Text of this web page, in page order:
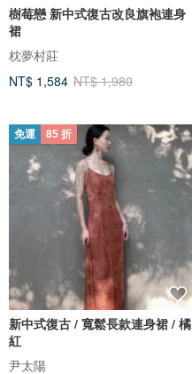
樹莓戀 新中式復古改良旗袍連身
裙
枕夢村莊
NT$ 1,584 NT$ 1,980
免運 85 折
新中式復古 / 寬鬆長款連身裙 / 橘
紅
尹太陽